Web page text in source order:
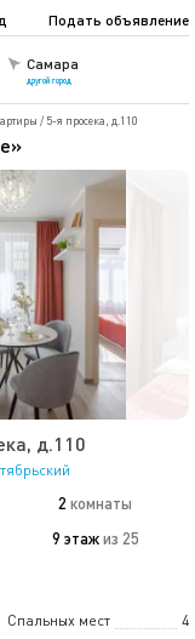
Самара
другой город
Подать объявление
/ 5-я просека, д.110
д.110
2 комнаты
9 этаж из 25
Спальных мест
4